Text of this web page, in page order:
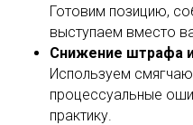
Готовим позицию,
выступаем вместо
Снижение штрафа
Используем
процессуальные
практику.